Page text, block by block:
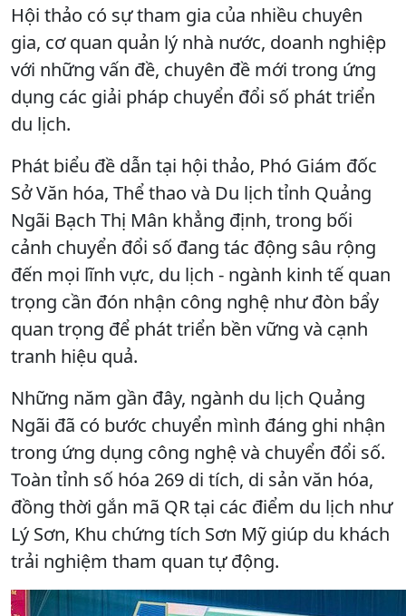
Hội thảo có sự tham gia của nhiều chuyên
gia, cơ quan quản lý nhà nước, doanh nghiệp
với những vấn đề, chuyên đề mới trong ứng
dụng các giải pháp chuyển đổi số phát triển
du lịch.
Phát biểu đề dẫn tại hội thảo, Phó Giám đốc
Sở Văn hóa, Thể thao và Du lịch tỉnh Quảng
Ngãi Bạch Thị Mân khẳng định, trong bối
cảnh chuyển đổi số đang tác động sâu rộng
đến mọi lĩnh vực, du lịch - ngành kinh tế quan
trọng cần đón nhận công nghệ như đòn bẩy
quan trọng để phát triển bền vững và cạnh
tranh hiệu quả.
Những năm gần đây, ngành du lịch Quảng
Ngãi đã có bước chuyển mình đáng ghi nhận
trong ứng dụng công nghệ và chuyển đổi số.
Toàn tỉnh số hóa 269 di tích, di sản văn hóa,
đồng thời gắn mã QR tại các điểm du lịch như
Lý Sơn, Khu chứng tích Sơn Mỹ giúp du khách
trải nghiệm tham quan tự động.